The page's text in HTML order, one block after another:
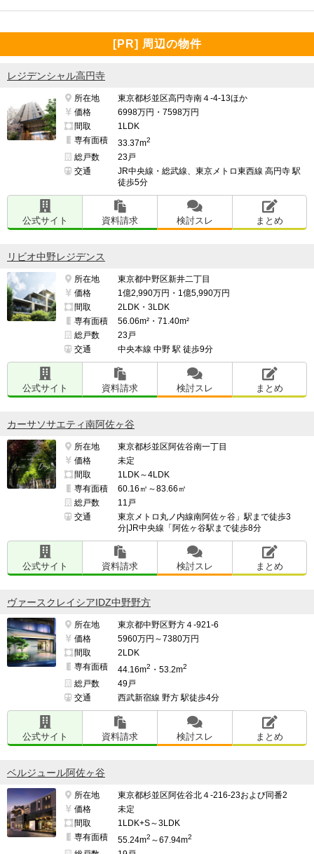
[PR] 周辺の物件
レジデンシャル高円寺
所在地
東京都杉並区高円寺南４-4-13ほか
価格
6998万円・7598万円
間取
1LDK
専有面積
33.37m2
総戸数
23戸
交通
JR中央線・総武線、東京メトロ東西線 高円寺 駅
徒歩5分
公式サイト 資料請求 検討スレ まとめ
リビオ中野レジデンス
所在地
東京都中野区新井二丁目
価格
1億2,990万円・1億5,990万円
間取
2LDK・3LDK
専有面積
56.06m²・71.40m²
総戸数
23戸
交通
中央本線 中野 駅 徒歩9分
公式サイト 資料請求 検討スレ まとめ
カーサソサエティ南阿佐ヶ谷
所在地
東京都杉並区阿佐谷南一丁目
価格
未定
間取
1LDK～4LDK
専有面積
60.16㎡～83.66㎡
総戸数
11戸
交通
東京メトロ丸ノ内線南阿佐ヶ谷」駅まで徒歩3
分|JR中央線「阿佐ヶ谷駅まで徒歩8分
公式サイト 資料請求 検討スレ まとめ
ヴァースクレイシアIDZ中野野方
所在地
東京都中野区野方４-921-6
価格
5960万円～7380万円
間取
2LDK
専有面積
44.16m2 ・53.2m2
総戸数
49戸
交通
西武新宿線 野方 駅徒歩4分
公式サイト 資料請求 検討スレ まとめ
ベルジュール阿佐ヶ谷
所在地
東京都杉並区阿佐谷北４-216-23および同番2
価格
未定
間取
1LDK+S～3LDK
専有面積
55.24m2 ～67.94m2